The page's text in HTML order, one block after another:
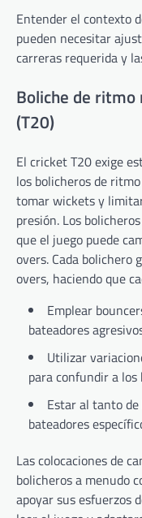
Entender el contexto
pueden necesitar
carreras requerida y
Boliche de
(T20)
El cricket T20 exige
los bolicheros de
tomar wickets y
presión. Los
que el juego puede
overs. Cada bolichero
overs, haciendo que
Emplear
bateadores
Utilizar
para confundir a los
Estar al tanto
bateadores
Las colocaciones de
bolicheros a menudo
apoyar sus esfuerzos